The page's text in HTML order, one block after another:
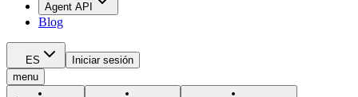
Agent API
Blog
ES
Iniciar sesión
menu